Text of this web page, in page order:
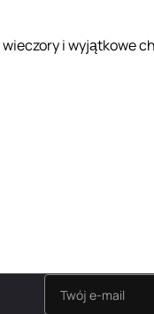
i wyjątkowe